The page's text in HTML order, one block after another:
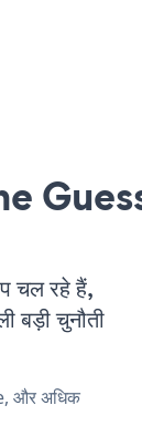
चल रहे हैं,
बड़ी चुनौती
और अधिक